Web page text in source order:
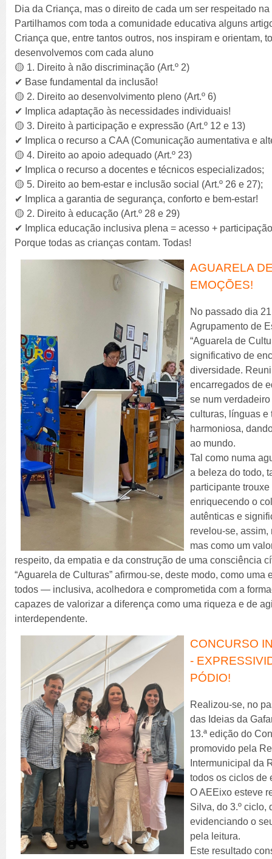
Dia da Criança, mas o direito de cada um ser respeitado
Partilhamos com toda a comunidade educativa alguns
Criança que, entre tantos outros, nos inspiram e orientam,
desenvolvemos com cada aluno
🟡 1. Direito à não discriminação (Art.º 2)
✔ Base fundamental da inclusão!
🟡 2. Direito ao desenvolvimento pleno (Art.º 6)
✔ Implica adaptação às necessidades individuais!
🟡 3. Direito à participação e expressão (Art.º 12 e 13)
✔ Implica o recurso a CAA (Comunicação aumentativa e
🟡 4. Direito ao apoio adequado (Art.º 23)
✔ Implica o recurso a docentes e técnicos especializados;
🟡 5. Direito ao bem-estar e inclusão social (Art.º 26 e 27);
✔ Implica a garantia de segurança, conforto e bem-estar!
🟡 2. Direito à educação (Art.º 28 e 29)
✔ Implica educação inclusiva plena = acesso +
Porque todas as crianças contam. Todas!
AGUARELA
EMOÇÕES!
No passado dia
Agrupamento de
“Aguarela de
significativo de
diversidade.
encarregados de
se num
culturas, línguas e
harmoniosa,
ao mundo.
Tal como numa
a beleza do todo,
participante
enriquecendo o
autênticas e
revelou-se,
mas como um
respeito, da empatia e da construção de uma consciência
“Aguarela de Culturas” afirmou-se, deste modo, como
todos — inclusiva, acolhedora e comprometida com a
capazes de valorizar a diferença como uma riqueza e de
interdependente.
CONCURSO
-
PÓDIO!
Realizou-se, no
das Ideias da
13.ª edição do
promovido pela
Intermunicipal da
todos os ciclos de
O AEEixo esteve
Silva, do 3.º ciclo,
evidenciando o
pela leitura.
Este resultado